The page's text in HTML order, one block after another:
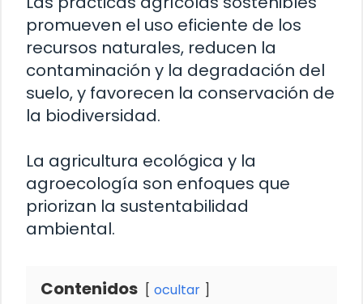
promueven el uso eficiente de los
recursos naturales, reducen la
contaminación y la degradación del
suelo, y favorecen la conservación de
la biodiversidad.
La agricultura ecológica y la
agroecología son enfoques que
priorizan la sustentabilidad
ambiental.
Contenidos ocultar